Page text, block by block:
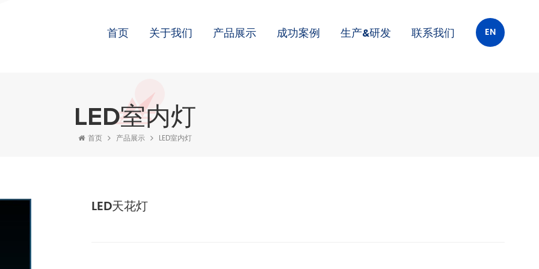
EN
首页 关于我们 产品展示 成功案例 生产&研发 联系我们
LED室内灯
首页 产品展示 LED室内灯
LED天花灯